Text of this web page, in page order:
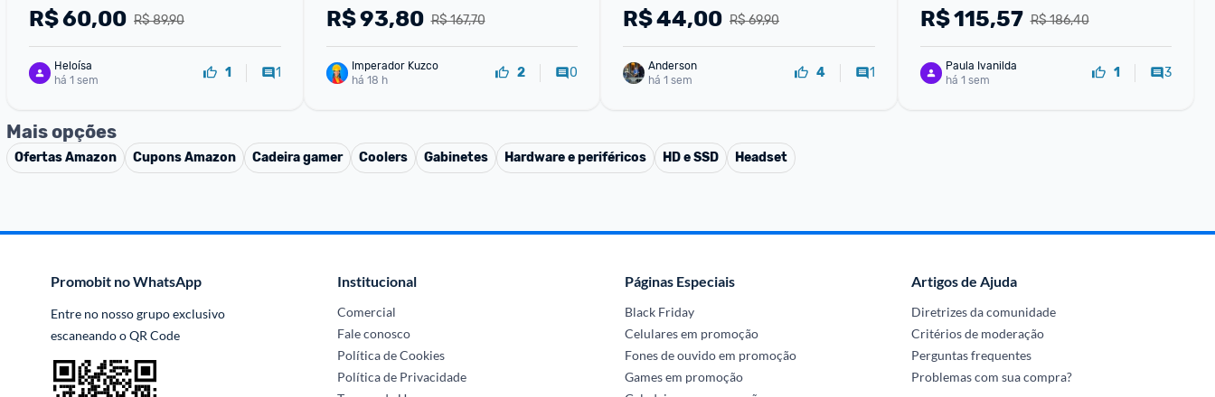
R$ 89,90
R$60,00
Heloísa
há 1 sem
1 1
R$ 167,70
R$93,80
Imperador Kuzco
há 18 h
2 0
RGB Silencioso DPI Ajustável Reduz
Tensão
R$ 69,90
R$44,00
Anderson
há 1 sem
4 1
22000DPI Recarregável RGB PC
Gaming Configuração De M
R$ 186,40
R$115,57
Paula Ivanilda
há 1 sem
1 3
Mais opções
OfertasAmazon CuponsAmazon Cadeira gamer Coolers Gabinetes Hardware e periféricos HD e SSD Headset
Promobit no WhatsApp
Entre no nosso grupo exclusivo
escaneando o QR Code
Institucional
Comercial
Fale conosco
Política de Cookies
Política de Privacidade
Páginas Especiais
Black Friday
Celulares em promoção
Fones de ouvido em promoção
Games em promoção
Artigos de Ajuda
Diretrizes da comunidade
Critérios de moderação
Perguntas frequentes
Problemas com sua compra?